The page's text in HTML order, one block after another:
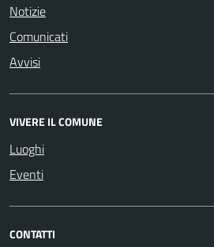
Notizie
Comunicati
Avvisi
VIVERE IL COMUNE
Luoghi
Eventi
CONTATTI